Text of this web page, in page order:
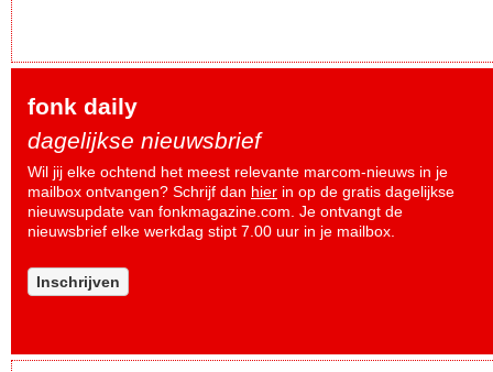
fonk daily
dagelijkse nieuwsbrief
Wil jij elke ochtend het meest relevante marcom-nieuws in je
mailbox ontvangen? Schrijf dan hier in op de gratis dagelijkse
nieuwsupdate van fonkmagazine.com. Je ontvangt de
nieuwsbrief elke werkdag stipt 7.00 uur in je mailbox.
Inschrijven